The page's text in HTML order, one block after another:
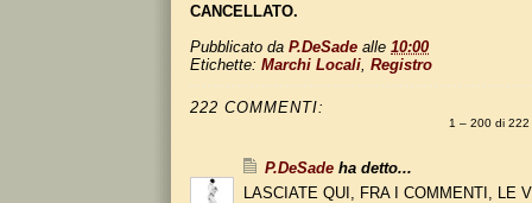
CANCELLATO.
Pubblicato da P.DeSade alle 10:00
Etichette: Marchi Locali Registro
222 COMMENTI:
1 – 200 di
P.DeSade ha detto...
LASCIATE QUI, FRA I COMMENTI, LE